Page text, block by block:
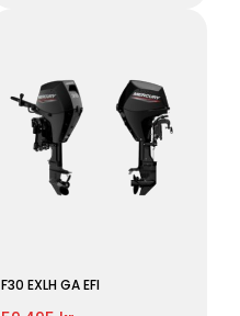
F30 EXLH GA EFI